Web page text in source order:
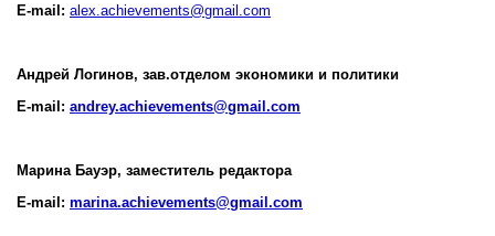
E-mail: alex.achievements@gmail.com
Андрей Логинов, зав.отделом экономики и политики
E-mail: andrey.achievements@gmail.com
Марина Бауэр, заместитель редактора
E-mail: marina.achievements@gmail.com